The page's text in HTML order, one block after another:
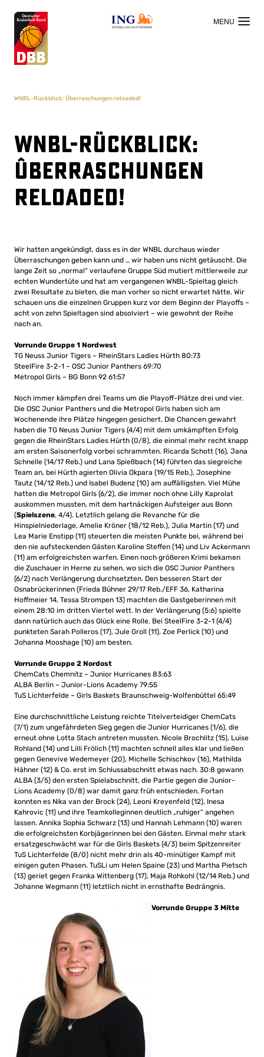
OFFIZIELLER HAUPTSPONSOR
WNBL-Rückblick: Überraschungen reloaded!
WNBL-Rückblick:
Überraschungen
reloaded!
Wir hatten angekündigt, dass es in der WNBL durchaus wieder
Überraschungen geben kann und … wir haben uns nicht getäuscht. Die
lange Zeit so „normal“ verlaufene Gruppe Süd mutiert mittlerweile zur
echten Wundertüte und hat am vergangenen WNBL-Spieltag gleich
zwei Resultate zu bieten, die man vorher so nicht erwartet hätte. Wir
schauen uns die einzelnen Gruppen kurz vor dem Beginn der Playoffs –
acht von zehn Spieltagen sind absolviert – wie gewohnt der Reihe
nach an.
Vorrunde Gruppe 1 Nordwest
TG Neuss Junior Tigers – RheinStars Ladies Hürth 80:73
SteelFire 3-2-1 – OSC Junior Panthers 69:70
Metropol Girls – BG Bonn 92 61:57
Noch immer kämpfen drei Teams um die Playoff-Plätze drei und vier.
Die OSC Junior Panthers und die Metropol Girls haben sich am
Wochenende ihre Plätze hingegen gesichert. Die Chancen gewahrt
haben die TG Neuss Junior Tigers (4/4) mit dem umkämpften Erfolg
gegen die RheinStars Ladies Hürth (0/8), die einmal mehr recht knapp
am ersten Saisonerfolg vorbei schrammten. Ricarda Schott (16), Jana
Schnelle (14/17 Reb.) und Lana Spießbach (14) führten das siegreiche
Team an, bei Hürth agierten Olivia Okpara (19/15 Reb.), Josephine
Tautz (14/12 Reb.) und Isabel Budenz (10) am auffälligsten. Viel Mühe
hatten die Metropol Girls (6/2), die immer noch ohne Lilly Kaprolat
auskommen mussten, mit dem hartnäckigen Aufsteiger aus Bonn
(Spielszene, 4/4). Letztlich gelang die Revanche für die
Hinspielniederlage, Amelie Kröner (18/12 Reb.), Julia Martin (17) und
Lea Marie Enstipp (11) steuerten die meisten Punkte bei, während bei
den nie aufsteckenden Gästen Karoline Steffen (14) und Liv Ackermann
(11) am erfolgreichsten warfen. Einen noch größeren Krimi bekamen
die Zuschauer in Herne zu sehen, wo sich die OSC Junior Panthers
(6/2) nach Verlängerung durchsetzten. Den besseren Start der
Osnabrückerinnen (Frieda Bühner 29/17 Reb./EFF 36, Katharina
Hoffmeier 14, Tessa Strompen 13) machten die Gastgeberinnen mit
einem 28:10 im dritten Viertel wett. In der Verlängerung (5:6) spielte
dann natürlich auch das Glück eine Rolle. Bei SteelFire 3-2-1 (4/4)
punkteten Sarah Polleros (17), Jule Groll (11), Zoe Perlick (10) und
Johanna Mooshage (10) am besten.
Vorrunde Gruppe 2 Nordost
ChemCats Chemnitz – Junior Hurricanes 83:63
ALBA Berlin – Junior-Lions Academy 79:55
TuS Lichterfelde – Girls Baskets Braunschweig-Wolfenbüttel 65:49
Eine durchschnittliche Leistung reichte Titelverteidiger ChemCats
(7/1) zum ungefährdeten Sieg gegen die Junior Hurricanes (1/6), die
erneut ohne Lotta Stach antreten mussten. Nicole Brochlitz (15), Luise
Rohland (14) und Lilli Frölich (11) machten schnell alles klar und ließen
gegen Genevive Wedemeyer (20), Michelle Schischkov (16), Mathilda
Hähner (12) & Co. erst im Schlussabschnitt etwas nach. 30:8 gewann
ALBA (3/5) den ersten Spielabschnitt, die Partie gegen die Junior-
Lions Academy (0/8) war damit ganz früh entschieden. Fortan
konnten es Nika van der Brock (24), Leoni Kreyenfeld (12), Inesa
Kahrovic (11) und ihre Teamkolleginnen deutlich „ruhiger“ angehen
lassen. Annika Sophia Schwarz (13) und Hannah Lehmann (10) waren
die erfolgreichsten Korbjägerinnen bei den Gästen. Einmal mehr stark
ersatzgeschwächt war für die Girls Baskets (4/3) beim Spitzenreiter
TuS Lichterfelde (8/0) nicht mehr drin als 40-minütiger Kampf mit
einigen guten Phasen. TuSLi um Helen Spaine (23) und Martha Pietsch
(13) geriet gegen Franka Wittenberg (17), Maja Rohkohl (12/14 Reb.) und
Johanne Wegmann (11) letztlich nicht in ernsthafte Bedrängnis.
Vorrunde Gruppe 3 Mitte